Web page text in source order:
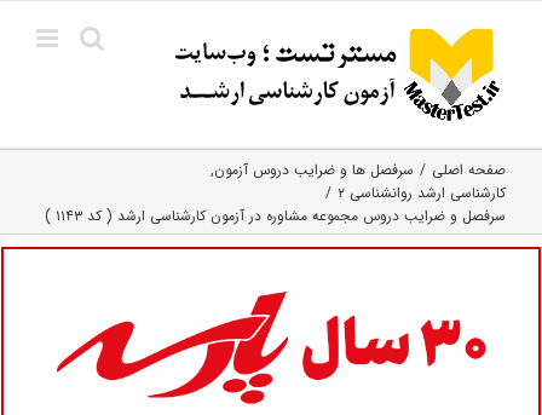
content
صفحه اصلی
سرفصل ها و ضرایب دروس آزمون
کارشناسی ارشد روانشناسی ۲
سرفصل و ضرایب دروس مجموعه مشاوره در آزمون کارشناسی ارشد ( کد ۱۱۴۳ )